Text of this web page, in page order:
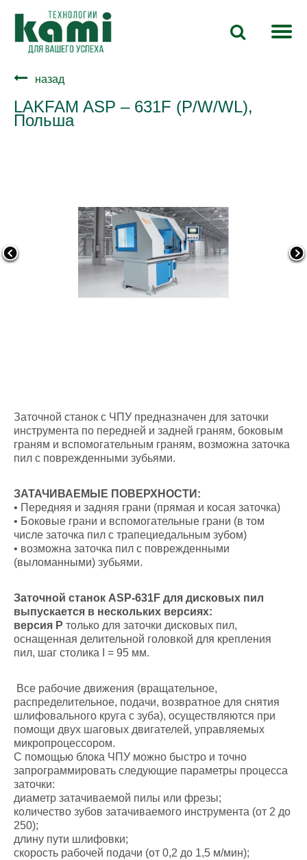
назад
LAKFAM ASP – 631F (P/W/WL),
Польша
Заточной станок с ЧПУ предназначен для заточки
инструмента по передней и задней граням, боковым
граням и вспомогательным граням, возможна заточка
пил с поврежденными зубьями.
ЗАТАЧИВАЕМЫЕ ПОВЕРХНОСТИ:
• Передняя и задняя грани (прямая и косая заточка)
• Боковые грани и вспомогательные грани (в том
числе заточка пил с трапециедальным зубом)
• возможна заточка пил с поврежденными
(выломанными) зубьями.
Заточной станок ASP-631F для дисковых пил
выпускается в нескольких версиях:
версия Р только для заточки дисковых пил,
оснащенная делительной головкой для крепления
пил, шаг столика І = 95 мм.
Все рабочие движения (вращательное,
распределительное, подачи, возвратное для снятия
шлифовального круга с зуба), осуществляются при
помощи двух шаговых двигателей, управляемых
микропроцессором.
С помощью блока ЧПУ можно быстро и точно
запрограммировать следующие параметры процесса
заточки:
диаметр затачиваемой пилы или фрезы;
количество зубов затачиваемого инструмента (от 2 до
250);
длину пути шлифовки;
скорость рабочей подачи (от 0,2 до 1,5 м/мин);